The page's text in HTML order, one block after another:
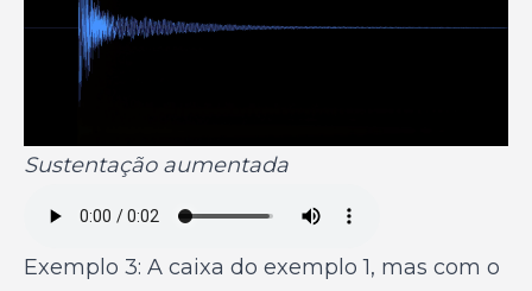
Sustentação aumentada
Exemplo 3: A caixa do exemplo 1, mas com o